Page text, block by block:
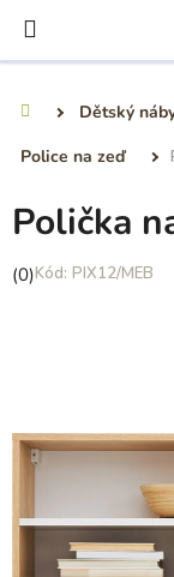
obsah
Dětský
Police na zeď
Polička
Průměrné
hvězdiček.
(0) PIX12/MEB